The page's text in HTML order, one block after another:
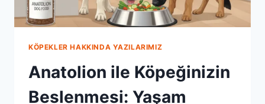
KÖPEKLER HAKKINDA YAZILARIMIZ
Anatolion ile Köpeğinizin
Beslenmesi: Yaşam